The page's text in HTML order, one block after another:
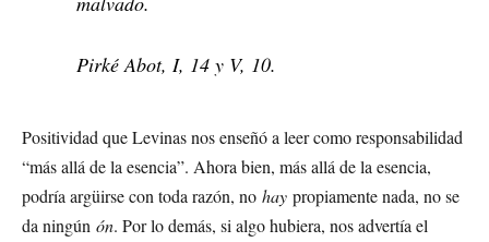
Pirké Abot, I, 14 y V, 10.
Positividad que Levinas nos enseñó a leer como responsabilidad
“más allá de la esencia”. Ahora bien, más allá de la esencia,
podría argüirse con toda razón, no hay propiamente nada, no se
da ningún ón. Por lo demás, si algo hubiera, nos advertía el